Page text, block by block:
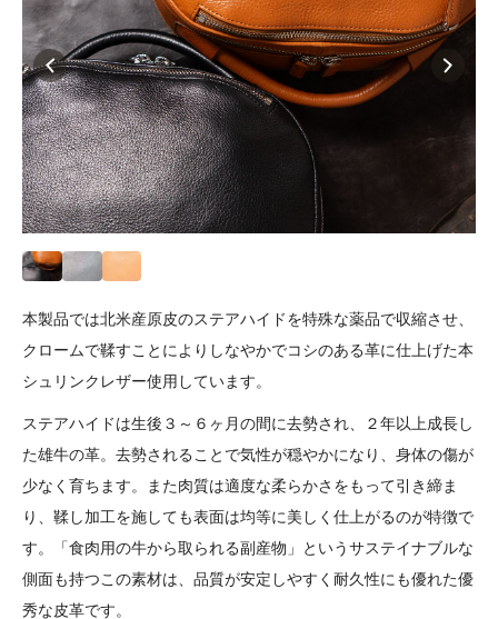
本製品では北米産原皮のステアハイドを特殊な薬品で収縮させ、
クロームで鞣すことによりしなやかでコシのある革に仕上げた本
シュリンクレザー使用しています。
ステアハイドは生後３～６ヶ月の間に去勢され、２年以上成長し
た雄牛の革。去勢されることで気性が穏やかになり、身体の傷が
少なく育ちます。また肉質は適度な柔らかさをもって引き締ま
り、鞣し加工を施しても表面は均等に美しく仕上がるのが特徴で
す。「食肉用の牛から取られる副産物」というサステイナブルな
側面も持つこの素材は、品質が安定しやすく耐久性にも優れた優
秀な皮革です。